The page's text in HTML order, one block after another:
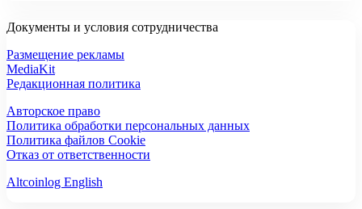
Документы и условия сотрудничества
Размещение рекламы
MediaKit
Редакционная политика
Авторское право
Политика обработки персональных данных
Политика файлов Cookie
Отказ от ответственности
Altcoinlog English